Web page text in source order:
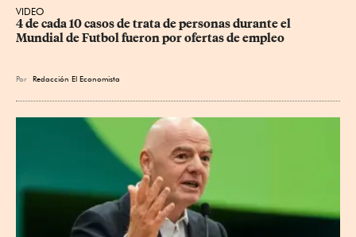
VIDEO
4 de cada 10 casos de trata de personas durante el
Mundial de Futbol fueron por ofertas de empleo
Por Redacción El Economista